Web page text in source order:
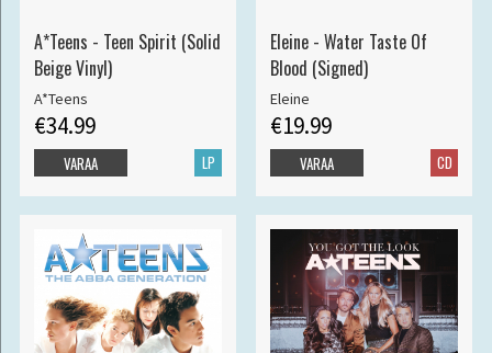
A*Teens - Teen Spirit (Solid
Beige Vinyl)
A*Teens
€34.99
LP
VARAA
Eleine - Water Taste Of
Blood (Signed)
Eleine
€19.99
CD
VARAA